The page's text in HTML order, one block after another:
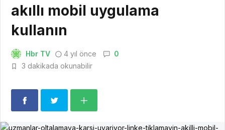
akıllı mobil uygulama
kullanın
Hbr TV 4 yıl önce
0
3 dakikada okunabilir